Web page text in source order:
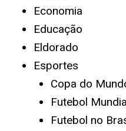
Economia
Educação
Eldorado
Esportes
Copa do
Futebol
Futebol no